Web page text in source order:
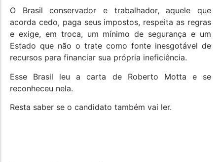
O Brasil conservador e trabalhador, aquele que
acorda cedo, paga seus impostos, respeita as regras
e exige, em troca, um mínimo de segurança e um
Estado que não o trate como fonte inesgotável de
recursos para financiar sua própria ineficiência.
Esse Brasil leu a carta de Roberto Motta e se
reconheceu nela.
Resta saber se o candidato também vai ler.